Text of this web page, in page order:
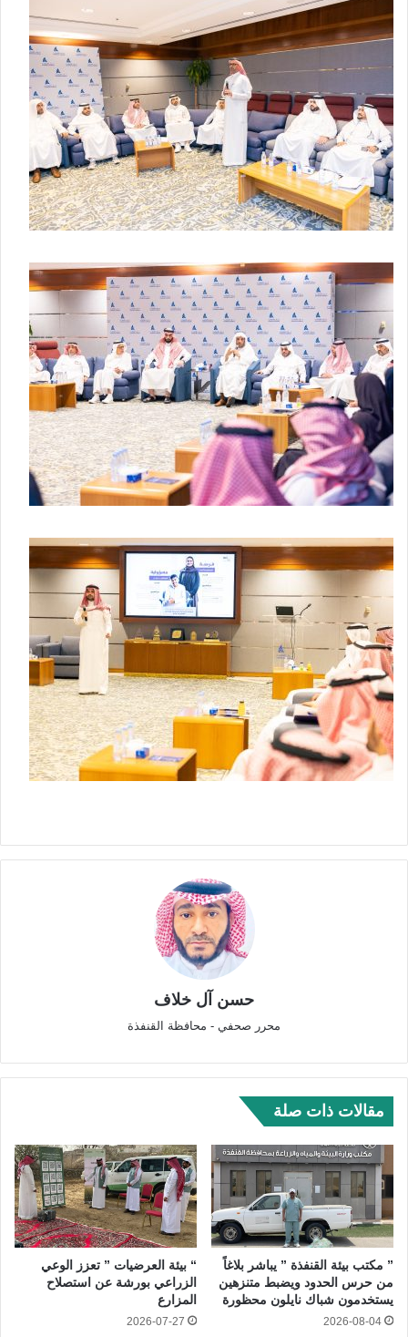
حسن آل خلاف
محرر صحفي - محافظة القنفذة
مقالات ذات صلة
” مكتب بيئة القنفذة ” يباشر بلاغاً
من حرس الحدود ويضبط متنزهين
يستخدمون شباك نايلون محظورة
2026-08-04
“ بيئة العرضيات ” تعزز الوعي
الزراعي بورشة عن استصلاح
المزارع
2026-07-27